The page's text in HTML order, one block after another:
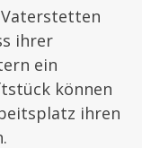
Vaterstetten
ihrer
ein
können
ihren